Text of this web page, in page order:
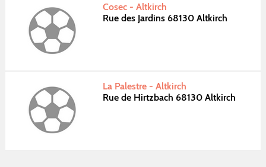
Cosec - Altkirch
Rue des Jardins 68130 Altkirch
La Palestre - Altkirch
Rue de Hirtzbach 68130 Altkirch